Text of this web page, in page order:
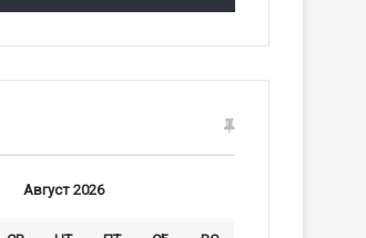
Август 2026